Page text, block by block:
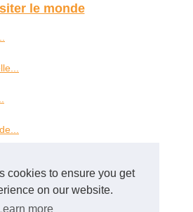
cookies to ensure you get
on our website.
more
le monde